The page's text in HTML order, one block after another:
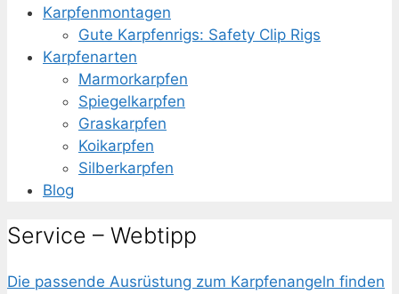
Karpfenmontagen
Gute Karpfenrigs: Safety Clip Rigs
Karpfenarten
Marmorkarpfen
Spiegelkarpfen
Graskarpfen
Koikarpfen
Silberkarpfen
Blog
Service – Webtipp
Die passende Ausrüstung zum Karpfenangeln finden